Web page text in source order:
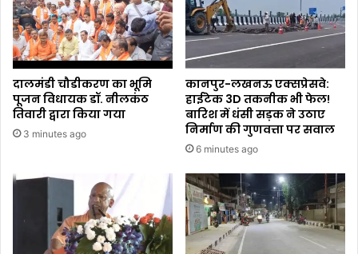
दालमंडी चौडीकरण का भूमि
पूजन विधायक डॉ. नीलकंठ
तिवारी द्वारा किया गया
3 minutes ago
कानपुर-लखनऊ एक्सप्रेसवे:
हाईटेक 3D तकनीक भी फेल!
बारिश में धंसी सड़क ने उठाए
निर्माण की गुणवत्ता पर सवाल
6 minutes ago